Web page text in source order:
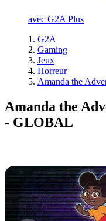
avec G2A Plus
G2A
Gaming
Jeux
Horreur
Amanda the
Amanda the
- GLOBAL